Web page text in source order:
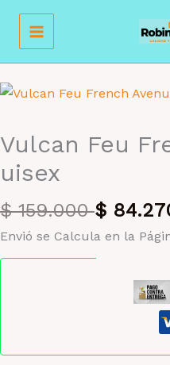
contenido
Vulcan Feu
uisex
$159.000 $
Envió se Calcula en la